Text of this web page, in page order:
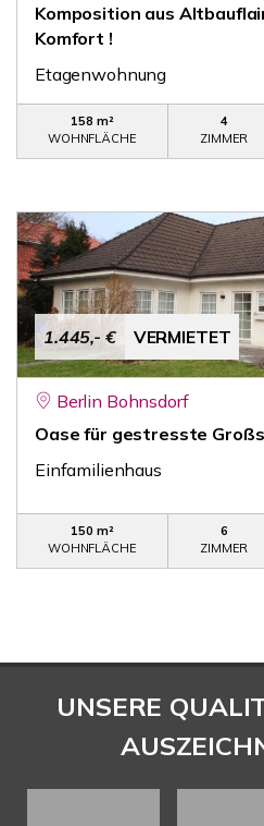
Komposition aus
Komfort !
Etagenwohnung
158 m²
WOHNFLÄCHE
4
ZIMMER
1.445,- € VERMIETET
Berlin Bohnsdorf
Oase für gestresste
Einfamilienhaus
150 m²
WOHNFLÄCHE
6
ZIMMER
UNSERE